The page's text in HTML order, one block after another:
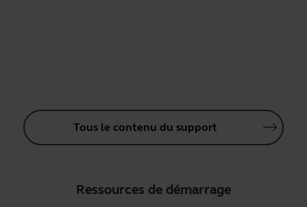
Tous le contenu du support
Ressources de démarrage